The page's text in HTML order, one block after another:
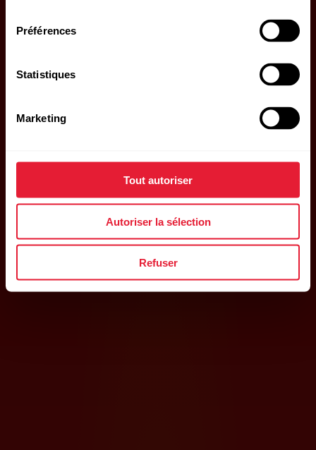
Préférences
Statistiques
Marketing
Tout autoriser
Autoriser la sélection
Refuser